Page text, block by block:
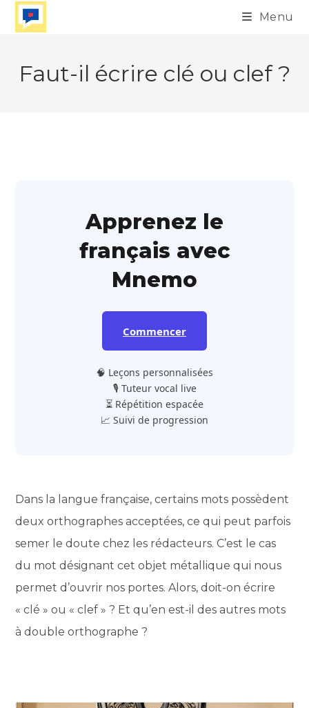
Skip
Menu
Faut-il écrire clé ou clef ?
Apprenez le
français avec
Mnemo
Commencer
🧠 Leçons personnalisées
🎙️ Tuteur vocal live
⏳ Répétition espacée
📈 Suivi de progression
Dans la langue française, certains mots possèdent
deux orthographes acceptées, ce qui peut parfois
semer le doute chez les rédacteurs. C’est le cas
du mot désignant cet objet métallique qui nous
permet d’ouvrir nos portes. Alors, doit-on écrire
« clé » ou « clef » ? Et qu’en est-il des autres mots
à double orthographe ?